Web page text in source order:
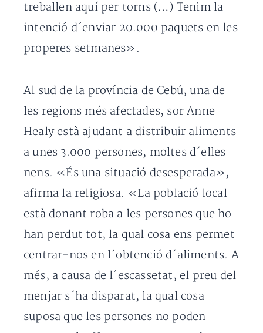
treballen aquí per torns (…) Tenim la
intenció d´enviar 20.000 paquets en les
properes setmanes».
Al sud de la província de Cebú, una de
les regions més afectades, sor Anne
Healy està ajudant a distribuir aliments
a unes 3.000 persones, moltes d´elles
nens. «És una situació desesperada»,
afirma la religiosa. «La població local
està donant roba a les persones que ho
han perdut tot, la qual cosa ens permet
centrar-nos en l´obtenció d´aliments. A
més, a causa de l´escassetat, el preu del
menjar s´ha disparat, la qual cosa
suposa que les persones no poden